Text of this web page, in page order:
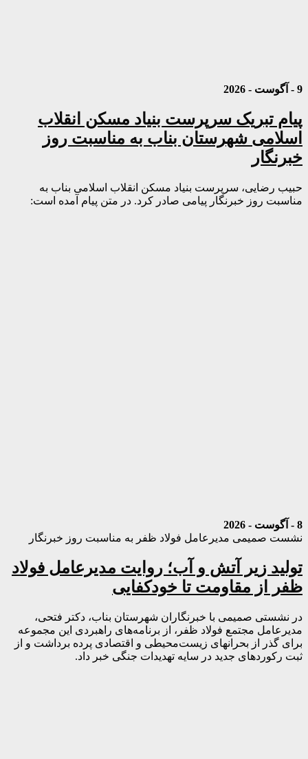
9 - آگوست - 2026
پیام تبریک سرپرست بنیاد مسکن انقلاب
اسلامی شهرستان بناب به مناسبت روز
خبرنگار
حبیب رضایی، سرپرست بنیاد مسکن انقلاب اسلامی بناب به
مناسبت روز خبرنگار پیامی صادر کرد. در متن پیام آمده است:
8 - آگوست - 2026
نشست صمیمی مدیرعامل فولاد ظفر به مناسبت روز خبرنگار
تولید زیر آتش و آب؛ روایت مدیرعامل فولاد
ظفر از مقاومت تا خودکفایی
در نشستی صمیمی با خبرنگاران شهرستان بناب، دکتر فتحی،
مدیرعامل مجتمع فولاد ظفر، از برنامه‌های راهبردی این مجموعه
برای گذر از بحرانهای زیست‌محیطی و اقتصادی پرده برداشت و از
ثبت رکوردهای جدید در سایه تهدیدات جنگی خبر داد.